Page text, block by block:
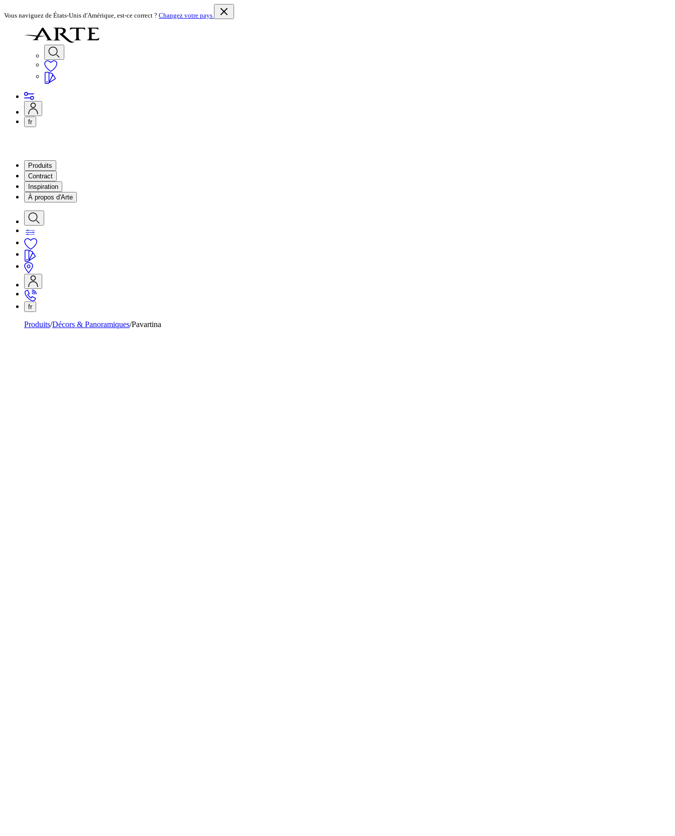
Vous naviguez de États-Unis d'Amérique, est-ce correct ? Changez votre pays
fr
Produits
Contract
Inspiration
À propos d'Arte
fr
Produits Décors & Panoramiques Pavartina